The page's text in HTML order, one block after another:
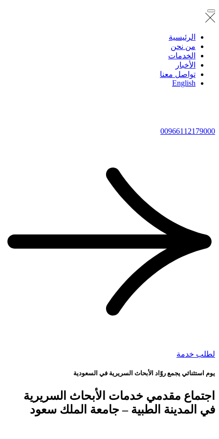
الرئيسية
من نحن
الخدمات
الأخبار
تواصل معنا
English
00966112179000
لطلب خدمة
يوم استثنائي يجمع روّاد الأبحاث السريرية في السعودية
اجتماع مقدمي خدمات الأبحاث السريرية
في المدينة الطبية – جامعة الملك سعود